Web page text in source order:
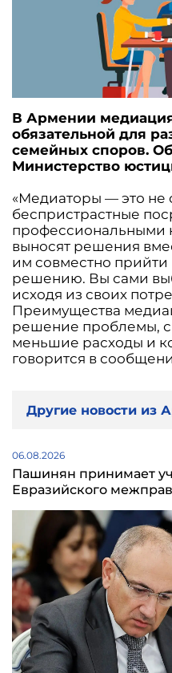
В Армении
обязательной для
семейных споров.
Министерство
«Медиаторы — это не
беспристрастные
профессиональными
выносят решения
им совместно
решению. Вы сами
исходя из своих
Преимущества
решение проблемы,
меньшие расходы и
говорится в
Другие новости из
06.08.2026
Пашинян принимает
Евразийского